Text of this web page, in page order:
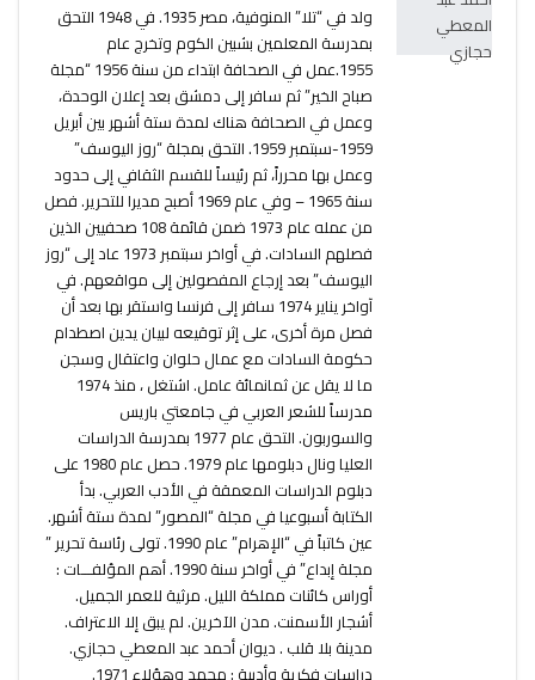
ولد في “تلا” المنوفية، مصر 1935. في 1948 التحق
بمدرسة المعلمين بشبين الكوم وتخرج عام
1955.عمل في الصحافة ابتداء من سنة 1956 “مجلة
صباح الخير” ثم سافر إلى دمشق بعد إعلان الوحدة،
وعمل في الصحافة هناك لمدة ستة أشهر بين أبريل
1959-سبتمبر 1959. التحق بمجلة “روز اليوسف”
وعمل بها محرراً، ثم رئيساً للقسم الثقافي إلى حدود
سنة 1965 – وفي عام 1969 أصبح مديرا للتحرير. فصل
من عمله عام 1973 ضمن قائمة 108 صحفيين الذين
فصلهم السادات. في أواخر سبتمبر 1973 عاد إلى “روز
اليوسف” بعد إرجاع المفصولين إلى مواقعهم. في
آواخر يناير 1974 سافر إلى فرنسا واستقر بها بعد أن
فصل مرة أخرى، على إثر توقيعه لبيان يدين اصطدام
حكومة السادات مع عمال حلوان واعتقال وسجن
ما لا يقل عن ثمانمائة عامل. اشتغل ، منذ 1974
مدرساً للشعر العربي في جامعتي باريس
والسوربون. التحق عام 1977 بمدرسة الدراسات
العليا ونال دبلومها عام 1979. حصل عام 1980 على
دبلوم الدراسات المعمقة في الأدب العربي. بدأ
الكتابة أسبوعيا في مجلة “المصور” لمدة ستة أشهر.
عين كاتباً في “الإهرام” عام 1990. تولى رئاسة تحرير ”
مجلة إبداع” في أواخر سنة 1990. أهم المؤلفـــات :
أوراس كائنات مملكة الليل. مرثية للعمر الجميل.
أشجار الأسمنت. مدن الآخرين. لم يبق إلا الاعتراف.
مدينة بلا قلب . ديوان أحمد عبد المعطي حجازي.
دراسات فكرية وأدبية : محمد وهؤلاء 1971.